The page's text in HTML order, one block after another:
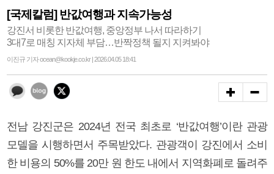
[국제칼럼] 반값여행과 지속가능성
강진서 비롯한 반값여행, 중앙정부 나서 따라하기
3대7로 매칭 지자체 부담…반짝정책 될지 지켜봐야
이진규 기자 ocean@kookje.co.kr | 2026.04.05 18:41
전남 강진군은 2024년 전국 최초로 ‘반값여행’이란 관광
모델을 시행하면서 주목받았다. 관광객이 강진에서 소비
한 비용의 50%를 20만 원 한도 내에서 지역화폐로 돌려주